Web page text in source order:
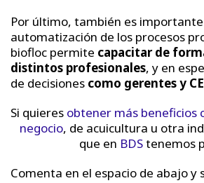
Por último, también es
automatización de los procesos
biofloc permite capacitar de
distintos profesionales, y en
de decisiones como gerentes y
Si quieres obtener más beneficios
negocio, de acuicultura u otra
que en BDStenemos
Comenta en el espacio de abajo y